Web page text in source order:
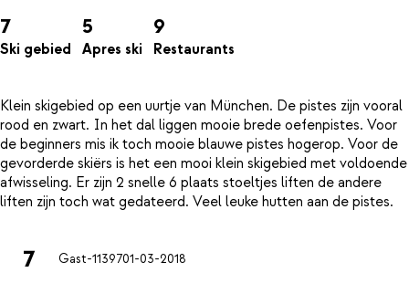
7
Ski gebied
5
Apres ski
9
Restaurants
Klein skigebied op een uurtje van München. De pistes zijn vooral
rood en zwart. In het dal liggen mooie brede oefenpistes. Voor
de beginners mis ik toch mooie blauwe pistes hogerop. Voor de
gevorderde skiërs is het een mooi klein skigebied met voldoende
afwisseling. Er zijn 2 snelle 6 plaats stoeltjes liften de andere
7 Gast-1139701-03-2018